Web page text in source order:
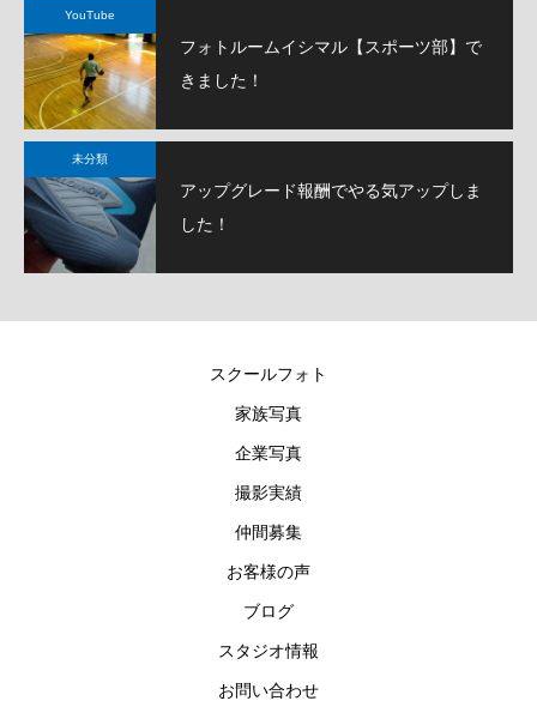
YouTube
フォトルームイシマル【スポーツ部】で
きました！
未分類
アップグレード報酬でやる気アップしま
した！
スクールフォト
家族写真
企業写真
撮影実績
仲間募集
お客様の声
ブログ
スタジオ情報
お問い合わせ